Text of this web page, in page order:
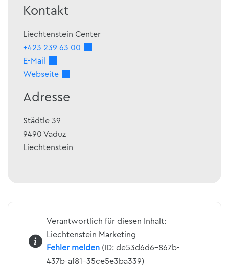
Kontakt
Liechtenstein Center
+423 239 63 00
E-Mail
Webseite
Adresse
Städtle 39
9490 Vaduz
Liechtenstein
Verantwortlich für diesen Inhalt:
Liechtenstein Marketing
Fehler melden(ID: de53d6d6-867b-
437b-af81-35ce5e3ba339)